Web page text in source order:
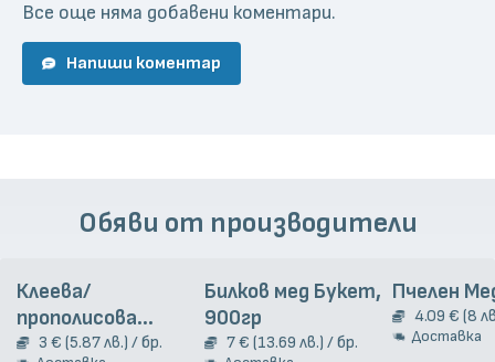
Все още няма добавени коментари.
Напиши коментар
Обяви от производители
Клеева/
прополисова
тинктура, 20 мл
3 € (5.87 лв.) / бр.
Билков мед Букет,
900гр
7 € (13.69 лв.) / бр.
Пчелен
4.09 € (8
Доставка